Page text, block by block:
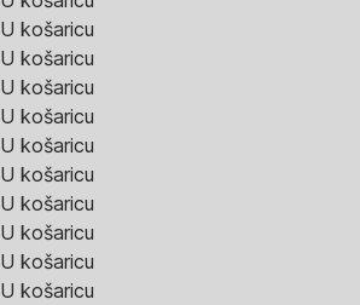
U košaricu
U košaricu
U košaricu
U košaricu
U košaricu
U košaricu
U košaricu
U košaricu
U košaricu
U košaricu